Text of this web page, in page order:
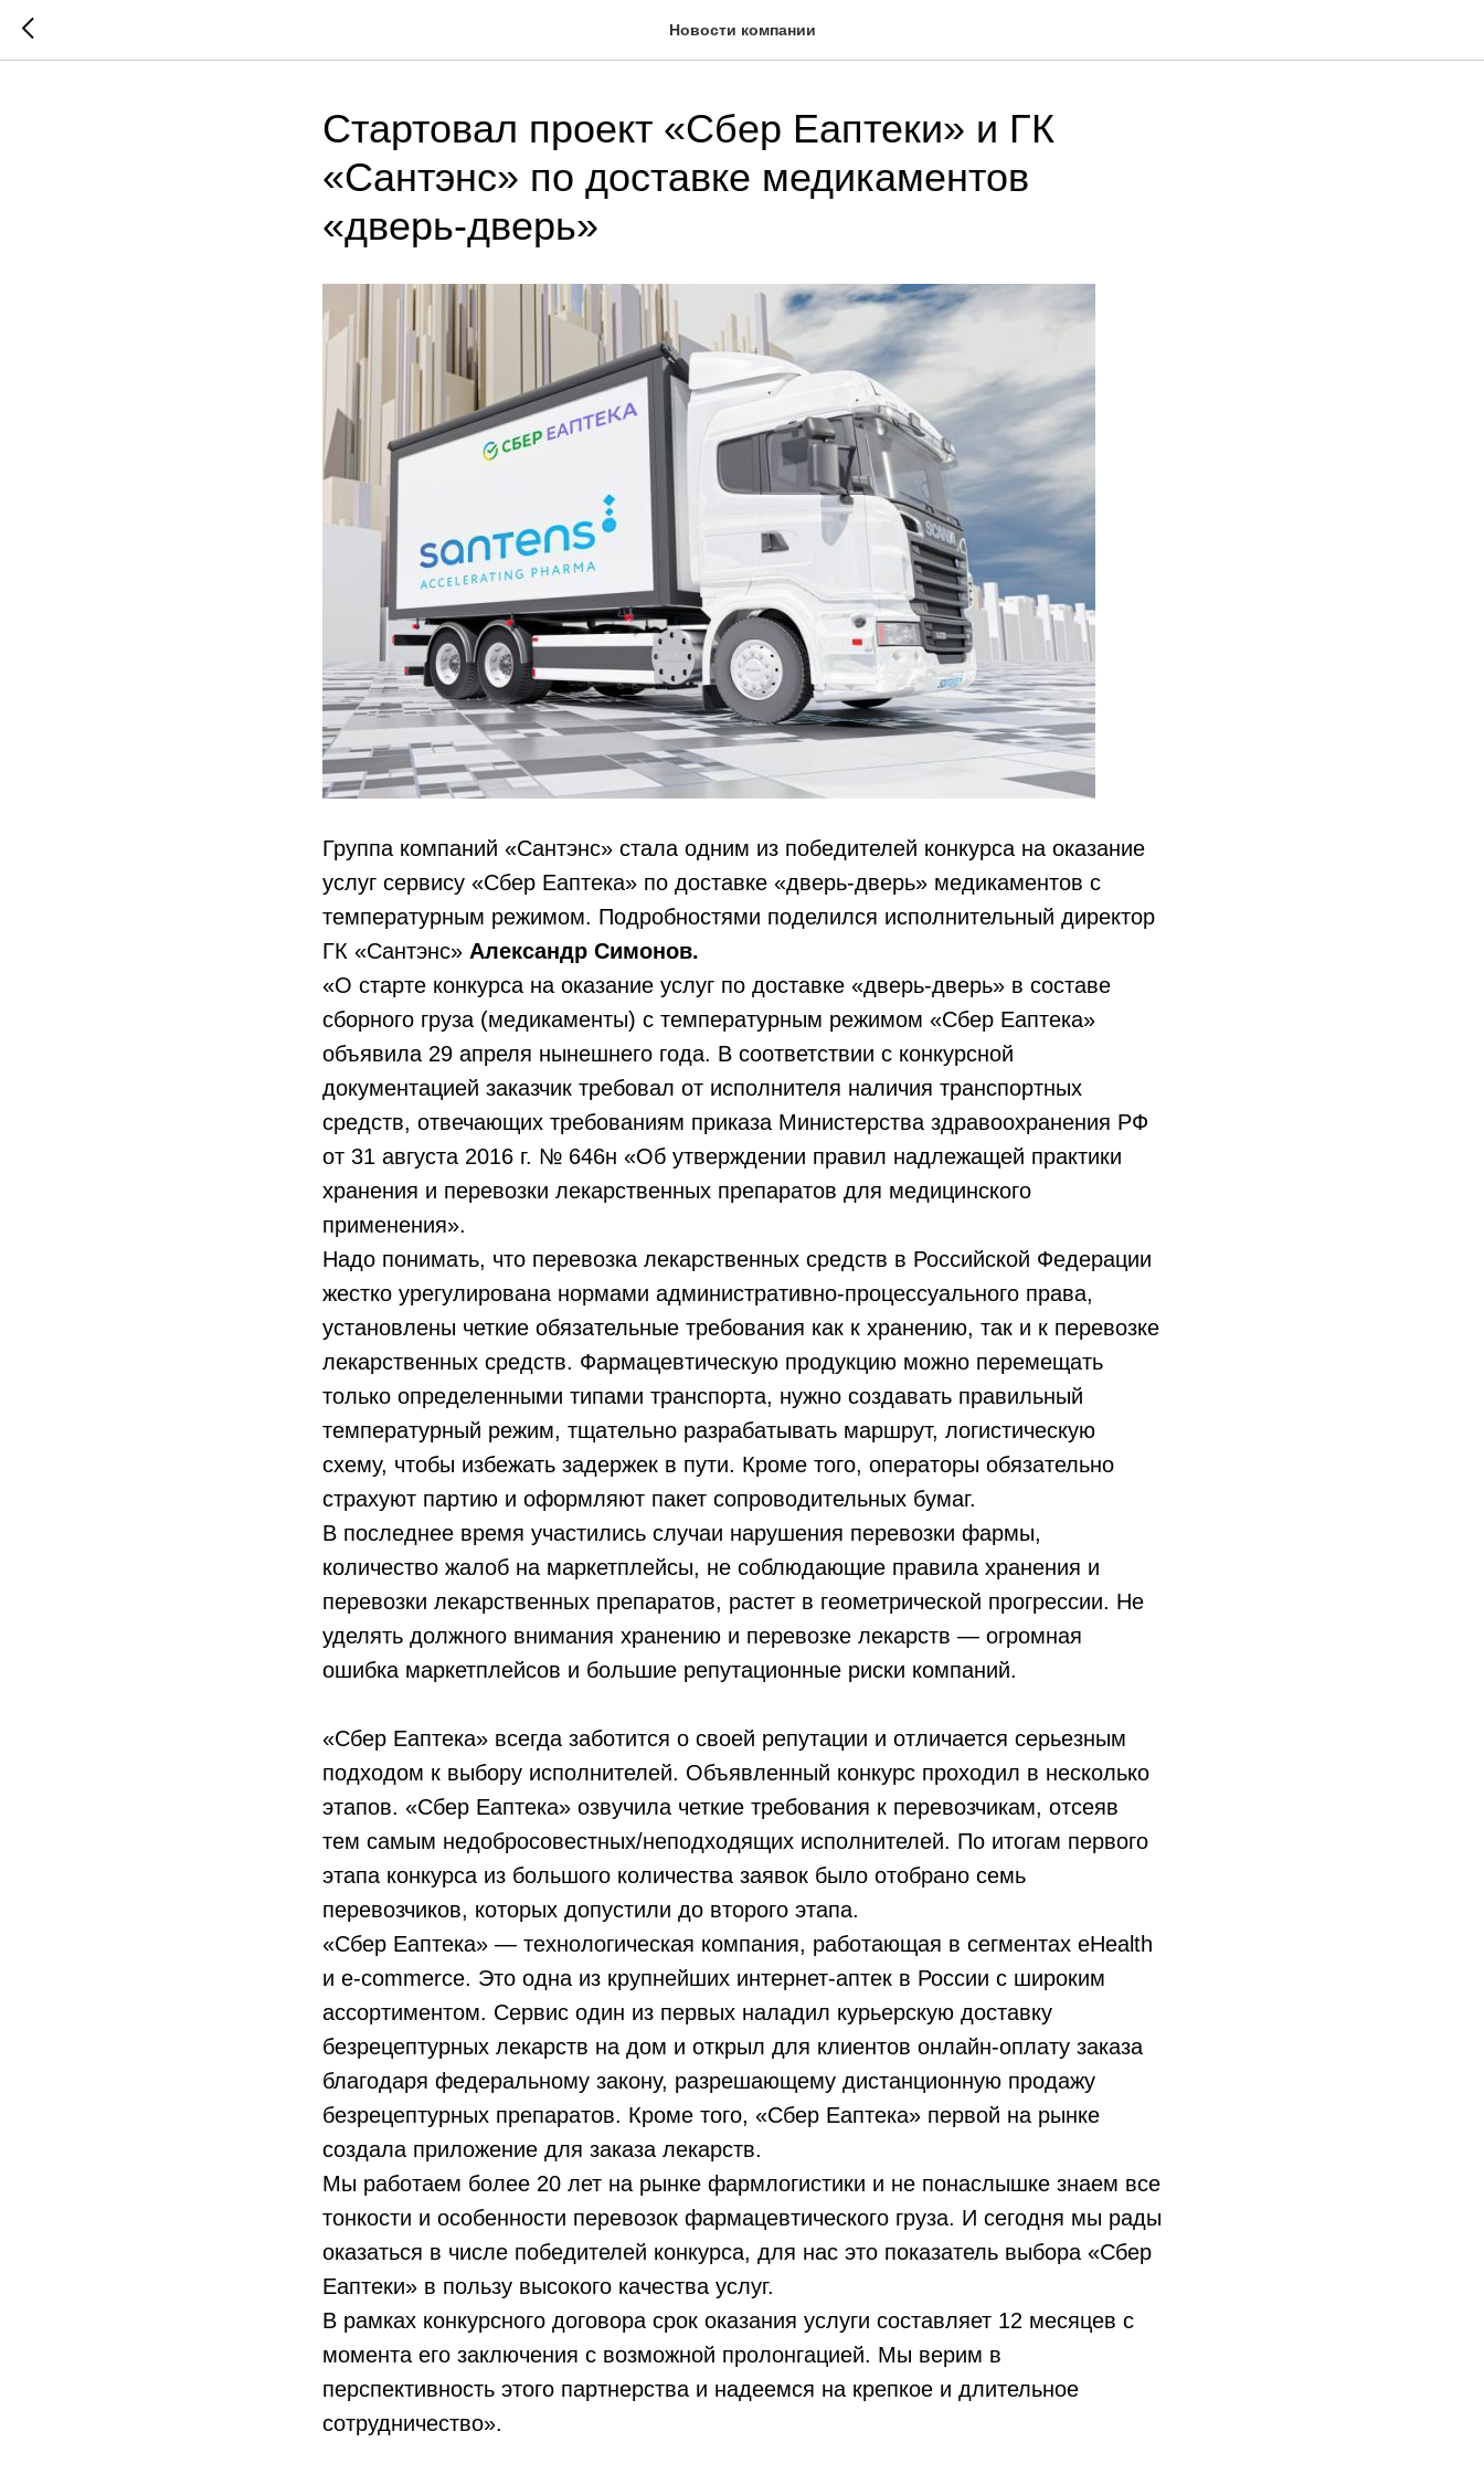
Новости компании
Стартовал проект «Сбер Еаптеки» и ГК
«Сантэнс» по доставке медикаментов
«дверь-дверь»
Группа компаний «Сантэнс» стала одним из победителей конкурса на оказание
услуг сервису «Сбер Еаптека» по доставке «дверь-дверь» медикаментов с
температурным режимом. Подробностями поделился исполнительный директор
ГК «Сантэнс» Александр Симонов.
«О старте конкурса на оказание услуг по доставке «дверь-дверь» в составе
сборного груза (медикаменты) с температурным режимом «Сбер Еаптека»
объявила 29 апреля нынешнего года. В соответствии с конкурсной
документацией заказчик требовал от исполнителя наличия транспортных
средств, отвечающих требованиям приказа Министерства здравоохранения РФ
от 31 августа 2016 г. № 646н «Об утверждении правил надлежащей практики
хранения и перевозки лекарственных препаратов для медицинского
применения».
Надо понимать, что перевозка лекарственных средств в Российской Федерации
жестко урегулирована нормами административно-процессуального права,
установлены четкие обязательные требования как к хранению, так и к перевозке
лекарственных средств. Фармацевтическую продукцию можно перемещать
только определенными типами транспорта, нужно создавать правильный
температурный режим, тщательно разрабатывать маршрут, логистическую
схему, чтобы избежать задержек в пути. Кроме того, операторы обязательно
страхуют партию и оформляют пакет сопроводительных бумаг.
В последнее время участились случаи нарушения перевозки фармы,
количество жалоб на маркетплейсы, не соблюдающие правила хранения и
перевозки лекарственных препаратов, растет в геометрической прогрессии. Не
уделять должного внимания хранению и перевозке лекарств — огромная
ошибка маркетплейсов и большие репутационные риски компаний.
«Сбер Еаптека» всегда заботится о своей репутации и отличается серьезным
подходом к выбору исполнителей. Объявленный конкурс проходил в несколько
этапов. «Сбер Еаптека» озвучила четкие требования к перевозчикам, отсеяв
тем самым недобросовестных/неподходящих исполнителей. По итогам первого
этапа конкурса из большого количества заявок было отобрано семь
перевозчиков, которых допустили до второго этапа.
«Сбер Еаптека» — технологическая компания, работающая в сегментах eHealth
и e-commerce. Это одна из крупнейших интернет-аптек в России с широким
ассортиментом. Сервис один из первых наладил курьерскую доставку
безрецептурных лекарств на дом и открыл для клиентов онлайн-оплату заказа
благодаря федеральному закону, разрешающему дистанционную продажу
безрецептурных препаратов. Кроме того, «Сбер Еаптека» первой на рынке
создала приложение для заказа лекарств.
Мы работаем более 20 лет на рынке фармлогистики и не понаслышке знаем все
тонкости и особенности перевозок фармацевтического груза. И сегодня мы рады
оказаться в числе победителей конкурса, для нас это показатель выбора «Сбер
Еаптеки» в пользу высокого качества услуг.
В рамках конкурсного договора срок оказания услуги составляет 12 месяцев с
момента его заключения с возможной пролонгацией. Мы верим в
перспективность этого партнерства и надеемся на крепкое и длительное
сотрудничество».